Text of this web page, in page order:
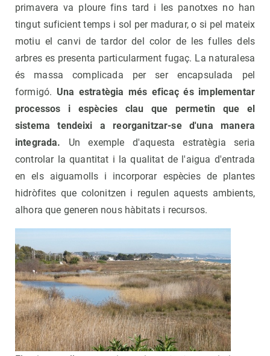
primavera va ploure fins tard i les panotxes no han
tingut suficient temps i sol per madurar, o si pel mateix
motiu el canvi de tardor del color de les fulles dels
arbres es presenta particularment fugaç. La naturalesa
és massa complicada per ser encapsulada pel
formigó. Una estratègia més eficaç és implementar
processos i espècies clau que permetin que el
sistema tendeixi a reorganitzar-se d'una manera
integrada. Un exemple d'aquesta estratègia seria
controlar la quantitat i la qualitat de l'aigua d'entrada
en els aiguamolls i incorporar espècies de plantes
hidròfites que colonitzen i regulen aquests ambients,
alhora que generen nous hàbitats i recursos.